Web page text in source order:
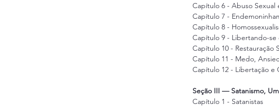
Capítulo 6 - Abuso Sexual
Capítulo 7 -
Capítulo 8 -
Capítulo 9 - Libertando-se
Capítulo 10 - Restauração
Capítulo 11 - Medo,
Capítulo 12 - Libertação e
Seção III — Satanismo,
Capítulo 1 - Satanistas